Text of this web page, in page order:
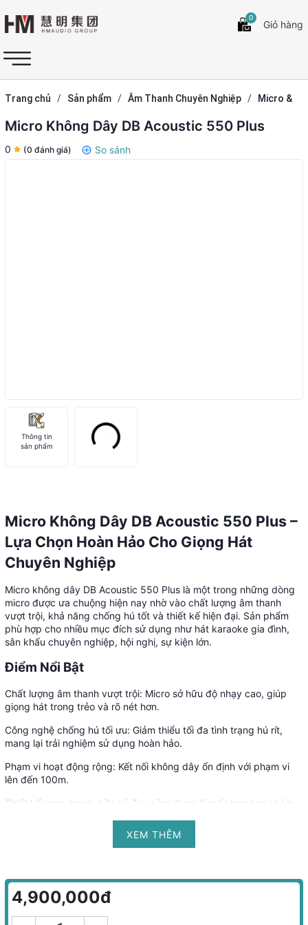
0
Giỏ hàng
Trang chủ / Sản phẩm / Âm Thanh Chuyên Nghiệp /
Micro &
Micro Không Dây DB Acoustic 550 Plus
0 (0 đánh giá) So sánh
Thông tin
sản phẩm
Micro Không Dây DB Acoustic 550 Plus –
Lựa Chọn Hoàn Hảo Cho Giọng Hát
Chuyên Nghiệp
Micro không dây DB Acoustic 550 Plus là một trong những dòng
micro được ưa chuộng hiện nay nhờ vào chất lượng âm thanh
vượt trội, khả năng chống hú tốt và thiết kế hiện đại. Sản phẩm
phù hợp cho nhiều mục đích sử dụng như hát karaoke gia đình,
sân khấu chuyên nghiệp, hội nghị, sự kiện lớn.
Điểm Nổi Bật
Chất lượng âm thanh vượt trội: Micro sở hữu độ nhạy cao, giúp
giọng hát trong trẻo và rõ nét hơn.
Công nghệ chống hú tối ưu: Giảm thiểu tối đa tình trạng hú rít,
mang lại trải nghiệm sử dụng hoàn hảo.
Phạm vi hoạt động rộng: Kết nối không dây ổn định với phạm vi
lên đến 100m.
Thiết kế sang trọng, bền bỉ: Tay cầm được làm từ hợp kim nhôm
Pin dung lượng cao: Hoạt động liên tục trong nhiều giờ mà không
Thông Số Kỹ Thuật Của Micro Không Dây DB
Acoustic 550 Plus
XEM THÊM
4,900,000đ